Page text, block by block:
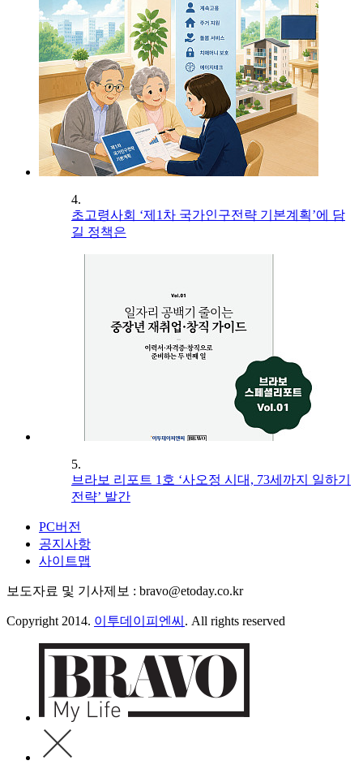
4.
초고령사회 ‘제1차 국가인구전략 기본계획’에 담
길 정책은
5.
브라보 리포트 1호 ‘사오정 시대, 73세까지 일하기
전략’ 발간
PC버전
공지사항
사이트맵
보도자료 및 기사제보 : bravo@etoday.co.kr
Copyright 2014. 이투데이피엔씨 . All rights reserved